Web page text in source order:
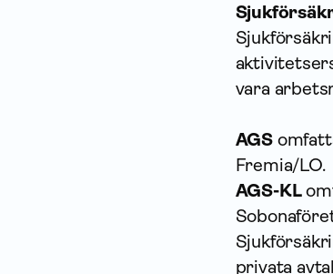
vara
AGS
Fremia/LO.
AGS-KL
privata